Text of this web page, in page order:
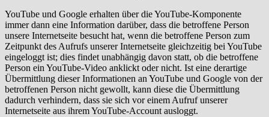
YouTube und Google erhalten über die YouTube-Komponente
immer dann eine Information darüber, dass die betroffene Person
unsere Internetseite besucht hat, wenn die betroffene Person zum
Zeitpunkt des Aufrufs unserer Internetseite gleichzeitig bei YouTube
eingeloggt ist; dies findet unabhängig davon statt, ob die betroffene
Person ein YouTube-Video anklickt oder nicht. Ist eine derartige
Übermittlung dieser Informationen an YouTube und Google von der
betroffenen Person nicht gewollt, kann diese die Übermittlung
dadurch verhindern, dass sie sich vor einem Aufruf unserer
Internetseite aus ihrem YouTube-Account ausloggt.